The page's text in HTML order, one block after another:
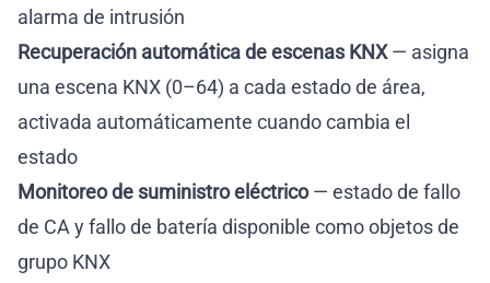
alarma de intrusión
Recuperación automática de escenas KNX— asigna
una escena KNX (0–64) a cada estado de área,
activada automáticamente cuando cambia el
estado
Monitoreo de suministro eléctrico— estado de fallo
de CA y fallo de batería disponible como objetos de
grupo KNX